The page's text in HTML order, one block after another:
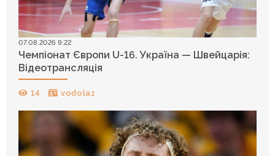
07.08.2026 9:22
Чемпіонат Європи U-16. Україна — Швейцарія:
Відеотрансляція
14 vodolaz